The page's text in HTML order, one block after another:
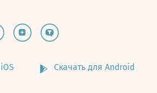
Скачать для Android